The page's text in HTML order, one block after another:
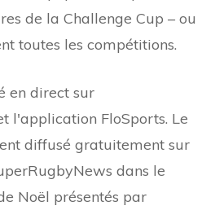
de la Challenge Cup – ou
toutes les compétitions.
en direct sur
l'application FloSports. Le
diffusé gratuitement sur
dans le
Noël présentés par